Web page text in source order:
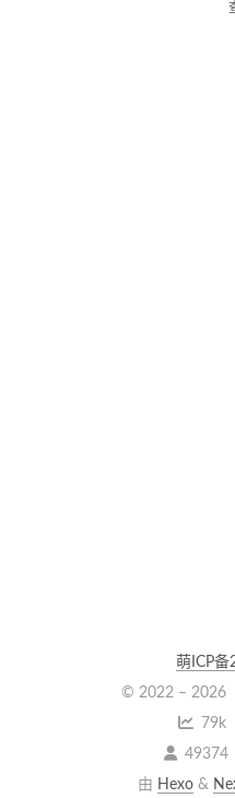
萌ICP
© 2022 – 2026
79k
49374
由 Hexo&